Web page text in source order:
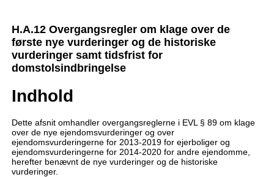
H.A.12 Overgangsregler om klage over de
første nye vurderinger og de historiske
vurderinger samt tidsfrist for
domstolsindbringelse
Indhold
Dette afsnit omhandler overgangsreglerne i EVL § 89 om klage
over de nye ejendomsvurderinger og over
ejendomsvurderingerne for 2013-2019 for ejerboliger og
ejendomsvurderingerne for 2014-2020 for andre ejendomme,
herefter benævnt de nye vurderinger og de historiske
vurderinger.